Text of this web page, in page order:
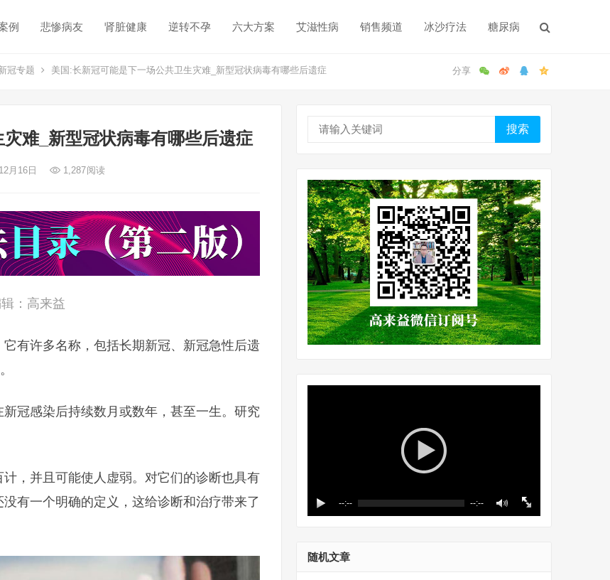
例 悲惨病友 肾脏健康 逆转不孕 六大方案 艾滋性病 销售频道 冰沙疗法 糖尿病
冠专题 美国:长新冠可能是下一场公共卫生灾难_新型冠状病毒有哪些后遗症
难_新型冠状病毒有哪些后遗症
月16日 1,287阅读
：高来益
有许多名称，包括长期新冠、新冠急性后遗
冠感染后持续数月或数年，甚至一生。研究
，并且可能使人虚弱。对它们的诊断也具有
有一个明确的定义，这给诊断和治疗带来了
搜索
--:-- --:--
随机文章